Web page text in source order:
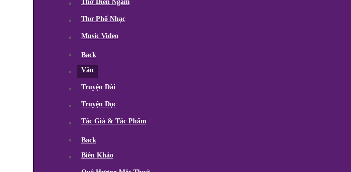
Thơ Phổ Nhạc
Music Video
Back
Văn
Truyện Dài
Truyện Đọc
Tác Giả & Tác Phẩm
Back
Biên Khảo